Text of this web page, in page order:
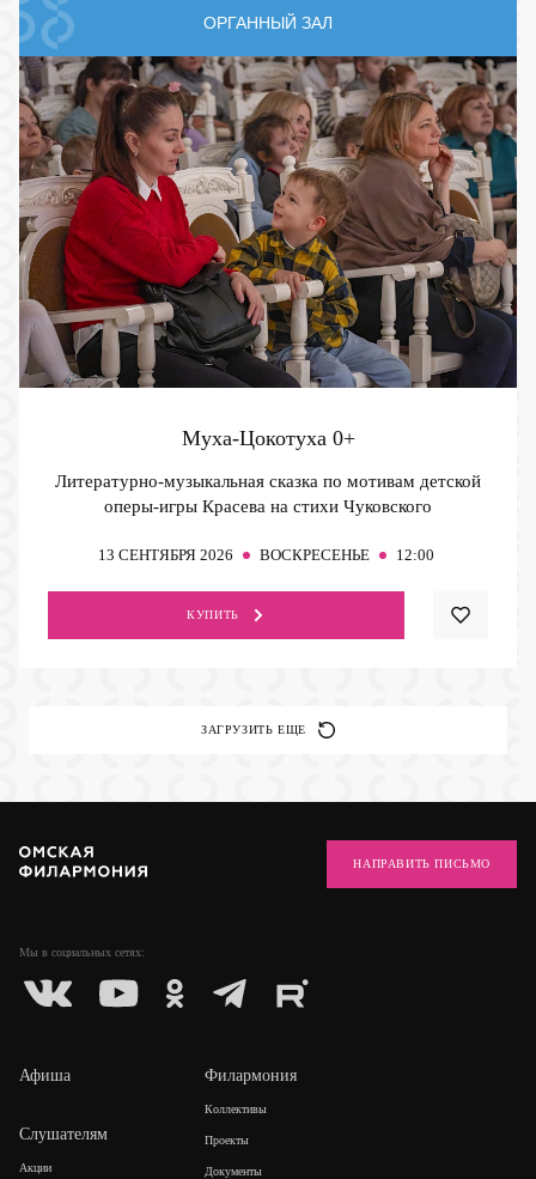
ОРГАННЫЙ ЗАЛ
Муха-Цокотуха 0+
Литературно-музыкальная сказка по мотивам детской
оперы-игры Красева на стихи Чуковского
13 СЕНТЯБРЯ 2026 ВОСКРЕСЕНЬЕ 12:00
КУПИТЬ
ЗАГРУЗИТЬ ЕЩЕ
Мы в социальных сетях:
НАПРАВИТЬ ПИСЬМО
Афиша
Слушателям
Акции
Филармония
Коллективы
Проекты
Документы